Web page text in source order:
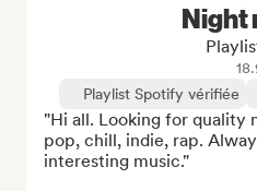
Night
Playlist Spotify vérifiée
"Hi all. Looking for quality
pop, chill, indie, rap.
interesting music."